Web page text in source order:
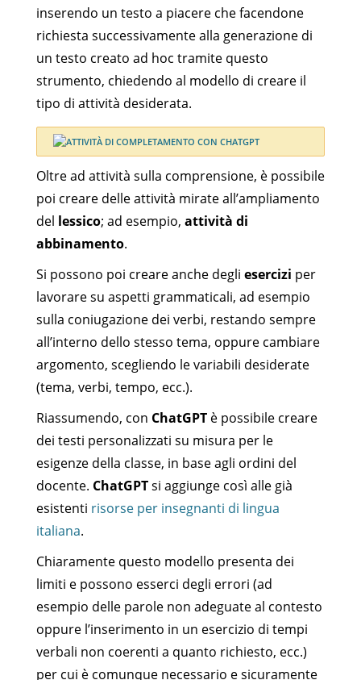
inserendo un testo a piacere che facendone
richiesta successivamente alla generazione di
un testo creato ad hoc tramite questo
strumento, chiedendo al modello di creare il
tipo di attività desiderata.
Oltre ad attività sulla comprensione, è possibile
poi creare delle attività mirate all’ampliamento
del lessico; ad esempio, attività di
abbinamento.
Si possono poi creare anche degli esercizi per
lavorare su aspetti grammaticali, ad esempio
sulla coniugazione dei verbi, restando sempre
all’interno dello stesso tema, oppure cambiare
argomento, scegliendo le variabili desiderate
(tema, verbi, tempo, ecc.).
Riassumendo, con ChatGPT è possibile creare
dei testi personalizzati su misura per le
esigenze della classe, in base agli ordini del
docente. ChatGPTsi aggiunge così alle già
esistenti risorse per insegnanti di lingua
italiana.
Chiaramente questo modello presenta dei
limiti e possono esserci degli errori (ad
esempio delle parole non adeguate al contesto
oppure l’inserimento in un esercizio di tempi
verbali non coerenti a quanto richiesto, ecc.)
per cui è comunque necessario e sicuramente